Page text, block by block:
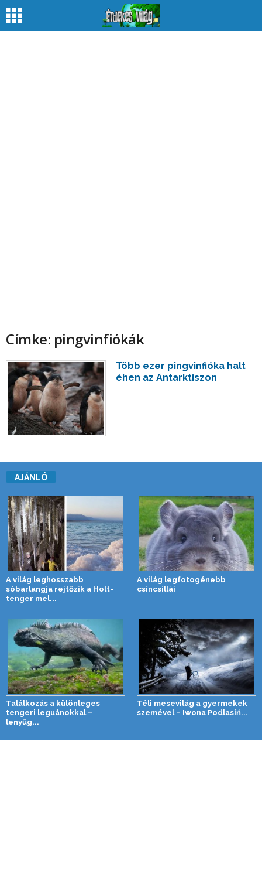
Címke: pingvinfiókák
Több ezer pingvinfióka halt
éhen az Antarktiszon
AJÁNLÓ
A világ leghosszabb
sóbarlangja rejtőzik a Holt-
tenger mel...
A világ legfotogénebb
csincsillái
Találkozás a különleges
tengeri leguánokkal –
lenyűg...
Téli mesevilág a gyermekek
szemével – Iwona Podlasiń...